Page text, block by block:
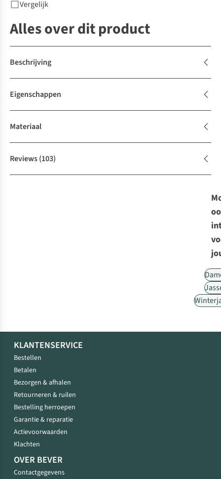
Vergelijk
Alles over dit product
Beschrijving
Eigenschappen
Materiaal
Reviews(103)
KLANTENSERVICE
Bestellen
Betalen
Bezorgen & afhalen
Retourneren & ruilen
Bestelling herroepen
Garantie & reparatie
Actievoorwaarden
Klachten
OVER BEVER
Contactgegevens